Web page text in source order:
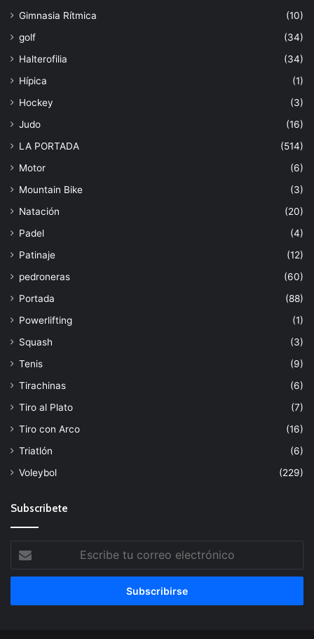
Gimnasia Rítmica
(10)
golf
(34)
Halterofilia
(34)
Hípica
(1)
Hockey
(3)
Judo
(16)
LA PORTADA
(514)
Motor
(6)
Mountain Bike
(3)
Natación
(20)
Padel
(4)
Patinaje
(12)
pedroneras
(60)
Portada
(88)
Powerlifting
(1)
Squash
(3)
Tenis
(9)
Tirachinas
(6)
Tiro al Plato
(7)
Tiro con Arco
(16)
Triatlón
(6)
Voleybol
(229)
Subscribete
tu
correo